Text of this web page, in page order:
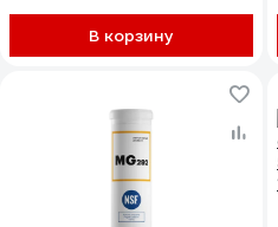
В корзину